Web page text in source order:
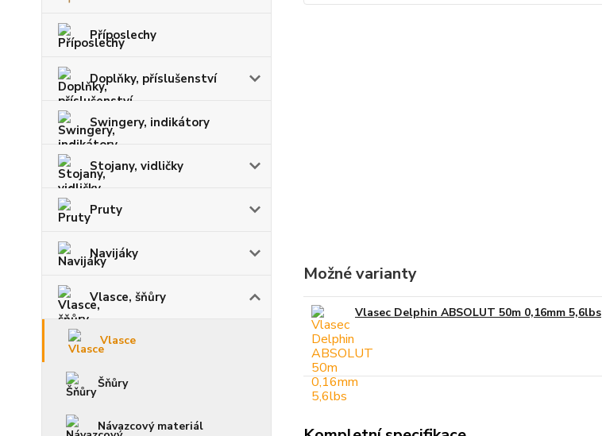
Příposlechy
Doplňky, příslušenství
Swingery, indikátory
Stojany, vidličky
Pruty
Navijáky
Vlasce, šňůry
Vlasce
Šňůry
Návazcový materiál
Možné varianty
Vlasec Delphin ABSOLUT 50m 0,16mm 5,6lbs